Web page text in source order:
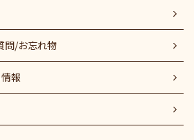
問/お忘れ物
報